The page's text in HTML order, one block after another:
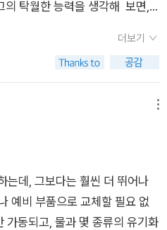
는다고 말하는 사람을 한 명도
다. 심지어 하품이 피로와 관련
못 된다. 사실 하품을 가장 많이
어났을 때의처음 2분 동안이다.
하품
도 모르게 하품이 나오는구나.
아직 밝혀진 것이 많이 없다고
연구하는 이들이 더 많았을 거
라는 소설도 쓰고…. 그래, 하품
오랫동안 못 자면 죽을 수도 있
. 어떤 목적이 있을 거라고요.
이 아예 없어요. 그냥 어떤 체계
이 어떤 체계가 잘못되어서 생기
다. 급성통증과 다른 양상으로
._ 신경과 통증 중- P4221차성
통은편두통이나 긴장성 두통처
이 전혀 없는 두통을, 2차성 두
인이 있어서 나타나는 두통을 말
세보의 한 가지 단점은 그것이
있는 문제들에는 이따금 효과를
탁월한 능력을 생각해 보면,
인 내용이라기 보다는 흥미로
지만, 일반 독자의 상식서라고
더보기
는데, 그보다는 훨씬 더 뛰어나
예비 부품으로 교체할 필요 없
가동되고, 물과 몇 종류의 유기화